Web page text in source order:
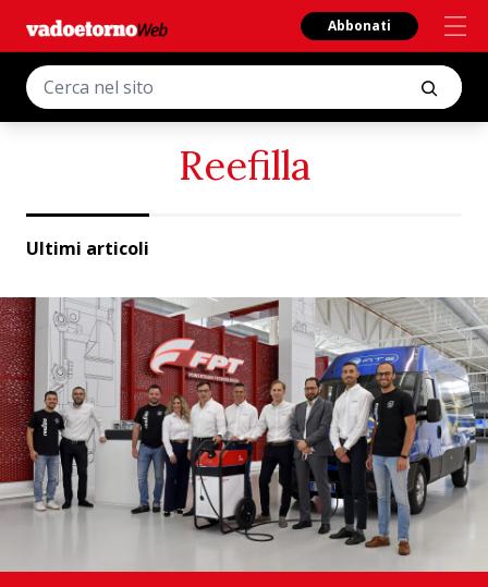
Abbonati
Reefilla
Ultimi articoli